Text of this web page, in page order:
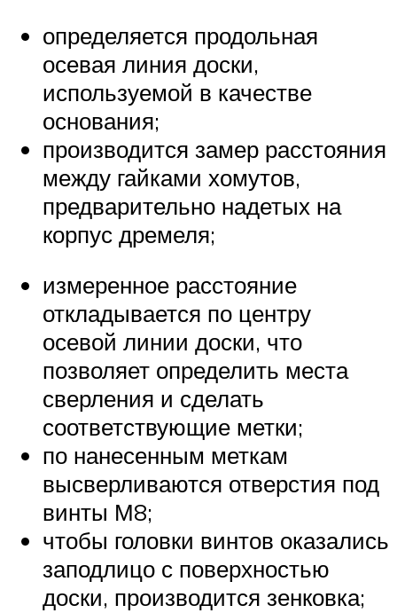
определяется продольная
осевая линия доски,
используемой в качестве
основания;
производится замер расстояния
между гайками хомутов,
предварительно надетых на
корпус дремеля;
измеренное расстояние
откладывается по центру
осевой линии доски, что
позволяет определить места
сверления и сделать
соответствующие метки;
по нанесенным меткам
высверливаются отверстия под
винты М8;
чтобы головки винтов оказались
заподлицо с поверхностью
доски, производится зенковка;